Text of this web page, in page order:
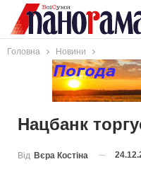
Головна Новини
Нацбанк
Від Вєра Костіна